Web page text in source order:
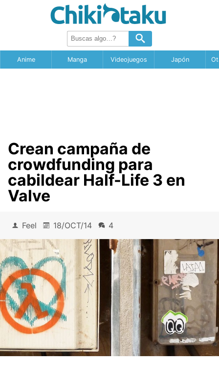
Anime Manga Videojuegos Japón
Crean campaña de
crowdfunding para
cabildear Half-Life 3 en
Valve
Feel 18/OCT/14 4